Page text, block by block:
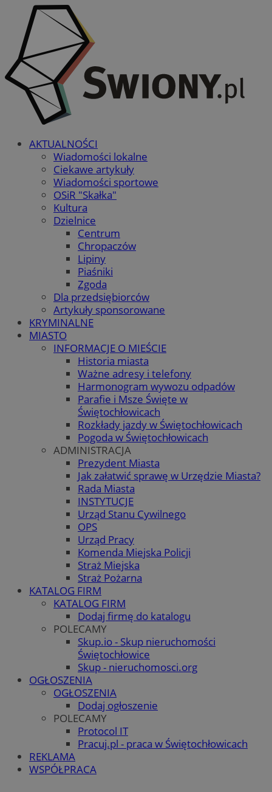
AKTUALNOŚCI
Wiadomości lokalne
Ciekawe artykuły
Wiadomości sportowe
OSiR "Skałka"
Kultura
Dzielnice
Centrum
Chropaczów
Lipiny
Piaśniki
Zgoda
Dla przedsiębiorców
Artykuły sponsorowane
KRYMINALNE
MIASTO
INFORMACJE O MIEŚCIE
Historia miasta
Ważne adresy i telefony
Harmonogram wywozu odpadów
Parafie i Msze Święte w
Świętochłowicach
Rozkłady jazdy w Świętochłowicach
Pogoda w Świętochłowicach
ADMINISTRACJA
Prezydent Miasta
Jak załatwić sprawę w Urzędzie Miasta?
Rada Miasta
INSTYTUCJE
Urząd Stanu Cywilnego
OPS
Urząd Pracy
Komenda Miejska Policji
Straż Miejska
Straż Pożarna
KATALOG FIRM
KATALOG FIRM
Dodaj firmę do katalogu
POLECAMY
Skup.io - Skup nieruchomości
Świętochłowice
Skup - nieruchomosci.org
OGŁOSZENIA
OGŁOSZENIA
Dodaj ogłoszenie
POLECAMY
Protocol IT
Pracuj.pl - praca w Świętochłowicach
REKLAMA
WSPÓŁPRACA